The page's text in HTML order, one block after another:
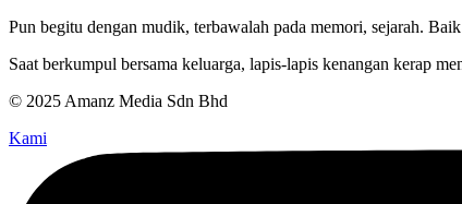
Pun begitu dengan mudik, terbawalah pada memori, sejarah.
Saat berkumpul bersama keluarga, lapis-lapis kenangan kerap
© 2025 Amanz Media Sdn Bhd
Kami